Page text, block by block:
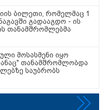
პატიმრობა მიესაჯა
რომელმაც შვილი
კლინიკის
გააჩინა,
რესტორანში
ბილეთი, რომელმაც 1
გადააგდო - ის
თანამშრომლებმა
მოსასმენი იყო
თანამშრომლობდა
საუბრობს